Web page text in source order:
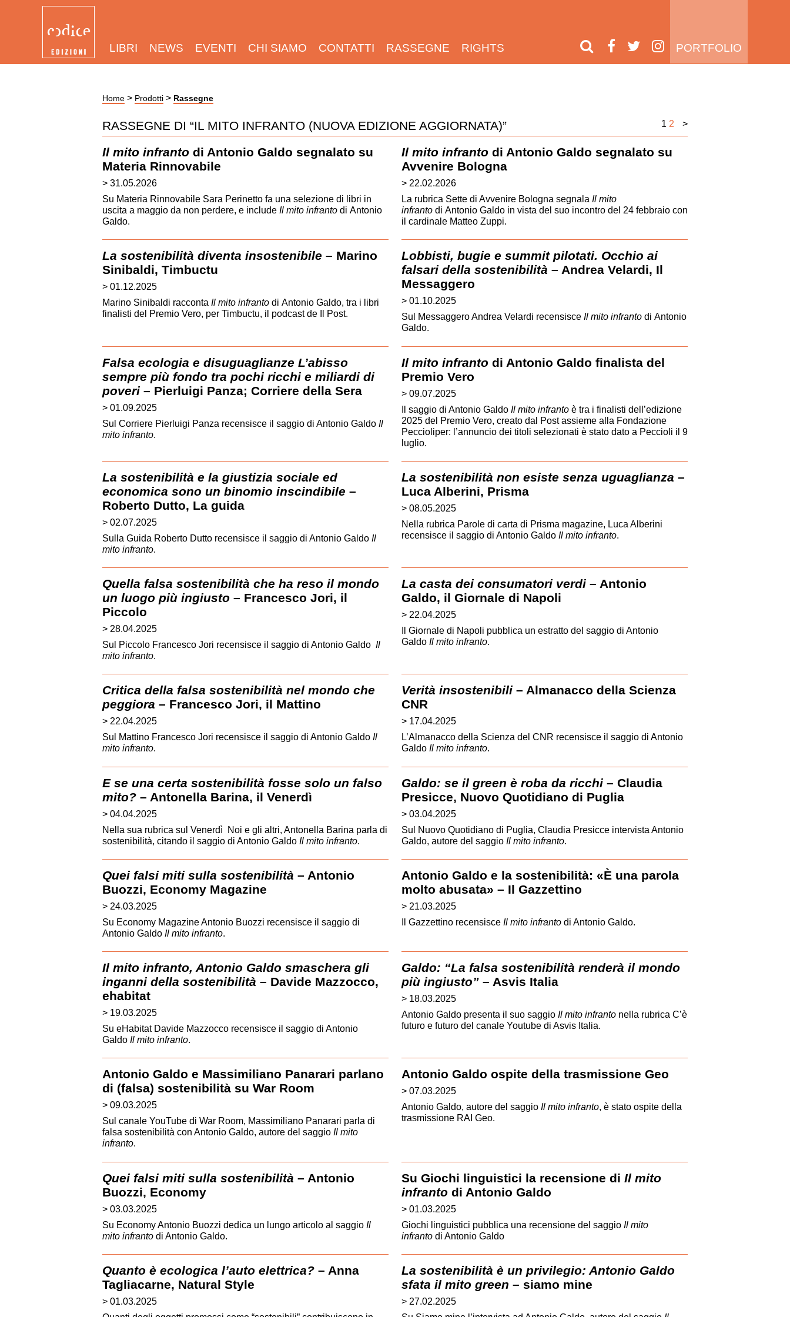
LIBRI NEWS EVENTI CHI SIAMO CONTATTI RASSEGNE RIGHTS PORTFOLIO
Home> Prodotti> Rassegne
RASSEGNE DI “IL MITO INFRANTO (NUOVA EDIZIONE AGGIORNATA)” 1 2 >
Il mito infrantodi Antonio Galdo segnalato su
Materia Rinnovabile
> 31.05.2026
Su Materia Rinnovabile Sara Perinetto fa una selezione di libri in
uscita a maggio da non perdere, e include Il mito infrantodi Antonio
Galdo.
Il mito infrantodi Antonio Galdo segnalato su
Avvenire Bologna
> 22.02.2026
La rubrica Sette di Avvenire Bologna segnala Il mito
infrantodi Antonio Galdo in vista del suo incontro del 24 febbraio con
il cardinale Matteo Zuppi.
La sostenibilità diventa insostenibile – Marino
Sinibaldi, Timbuctu
> 01.12.2025
Marino Sinibaldi racconta Il mito infrantodi Antonio Galdo, tra i libri
finalisti del Premio Vero, per Timbuctu, il podcast de Il Post.
Lobbisti, bugie e summit pilotati. Occhio ai
falsari della sostenibilità – Andrea Velardi, Il
Messaggero
> 01.10.2025
Sul Messaggero Andrea Velardi recensisce Il mito infrantodi Antonio
Galdo.
Falsa ecologia e disuguaglianze L’abisso
sempre più fondo tra pochi ricchi e miliardi di
poveri – Pierluigi Panza; Corriere della Sera
> 01.09.2025
Sul Corriere Pierluigi Panza recensisce il saggio di Antonio Galdo Il
mito infranto.
Il mito infrantodi Antonio Galdo finalista del
Premio Vero
> 09.07.2025
Il saggio di Antonio Galdo Il mito infrantoè tra i finalisti dell’edizione
2025 del Premio Vero, creato dal Post assieme alla Fondazione
Peccioliper: l’annuncio dei titoli selezionati è stato dato a Peccioli il 9
luglio.
La sostenibilità e la giustizia sociale ed
economica sono un binomio inscindibile –
Roberto Dutto, La guida
> 02.07.2025
Sulla Guida Roberto Dutto recensisce il saggio di Antonio Galdo Il
mito infranto.
La sostenibilità non esiste senza uguaglianza –
Luca Alberini, Prisma
> 08.05.2025
Nella rubrica Parole di carta di Prisma magazine, Luca Alberini
recensisce il saggio di Antonio Galdo Il mito infranto.
Quella falsa sostenibilità che ha reso il mondo
un luogo più ingiusto– Francesco Jori, il
Piccolo
> 28.04.2025
Sul Piccolo Francesco Jori recensisce il saggio di Antonio Galdo Il
mito infranto.
La casta dei consumatori verdi– Antonio
Galdo, il Giornale di Napoli
> 22.04.2025
Il Giornale di Napoli pubblica un estratto del saggio di Antonio
Galdo Il mito infranto.
Critica della falsa sostenibilità nel mondo che
peggiora – Francesco Jori, il Mattino
> 22.04.2025
Sul Mattino Francesco Jori recensisce il saggio di Antonio Galdo Il
mito infranto.
Verità insostenibili– Almanacco della Scienza
CNR
> 17.04.2025
L’Almanacco della Scienza del CNR recensisce il saggio di Antonio
Galdo Il mito infranto.
E se una certa sostenibilità fosse solo un falso
mito?– Antonella Barina, il Venerdì
> 04.04.2025
Nella sua rubrica sul Venerdì Noi e gli altri, Antonella Barina parla di
sostenibilità, citando il saggio di Antonio Galdo Il mito infranto.
Galdo: se il green è roba da ricchi– Claudia
Presicce, Nuovo Quotidiano di Puglia
> 03.04.2025
Sul Nuovo Quotidiano di Puglia, Claudia Presicce intervista Antonio
Galdo, autore del saggio Il mito infranto.
Quei falsi miti sulla sostenibilità – Antonio
Buozzi, Economy Magazine
> 24.03.2025
Su Economy Magazine Antonio Buozzi recensisce il saggio di
Antonio Galdo Il mito infranto.
Antonio Galdo e la sostenibilità: «È una parola
molto abusata» – Il Gazzettino
> 21.03.2025
Il Gazzettino recensisce Il mito infrantodi Antonio Galdo.
Il mito infranto, Antonio Galdo smaschera gli
inganni della sostenibilità – Davide Mazzocco,
ehabitat
> 19.03.2025
Su eHabitat Davide Mazzocco recensisce il saggio di Antonio
Galdo Il mito infranto.
Galdo: “La falsa sostenibilità renderà il mondo
più ingiusto”– Asvis Italia
> 18.03.2025
Antonio Galdo presenta il suo saggio Il mito infrantonella rubrica C’è
futuro e futuro del canale Youtube di Asvis Italia.
Antonio Galdo e Massimiliano Panarari parlano
di (falsa) sostenibilità su War Room
> 09.03.2025
Sul canale YouTube di War Room, Massimiliano Panarari parla di
falsa sostenibilità con Antonio Galdo, autore del saggio Il mito
infranto.
Antonio Galdo ospite della trasmissione Geo
> 07.03.2025
Antonio Galdo, autore del saggio Il mito infranto, è stato ospite della
trasmissione RAI Geo.
Quei falsi miti sulla sostenibilità – Antonio
Buozzi, Economy
> 03.03.2025
Su Economy Antonio Buozzi dedica un lungo articolo al saggio Il
mito infrantodi Antonio Galdo.
Su Giochi linguistici la recensione di Il mito
infrantodi Antonio Galdo
> 01.03.2025
Giochi linguistici pubblica una recensione del saggio Il mito
infrantodi Antonio Galdo
Quanto è ecologica l’auto elettrica?– Anna
Tagliacarne, Natural Style
> 01.03.2025
La sostenibilità è un privilegio: Antonio Galdo
sfata il mito green – siamo mine
> 27.02.2025